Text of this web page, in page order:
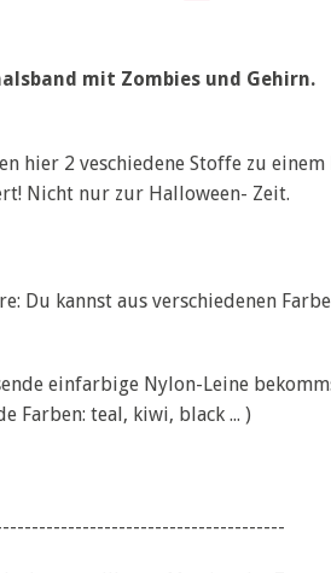
mit Zombies und Gehirn.
hier 2 veschiedene Stoffe zu
Nicht nur zur Halloween- Zeit.
Du kannst aus verschiedenen
einfarbige Nylon-Leine
Farben: teal, kiwi, black ... )